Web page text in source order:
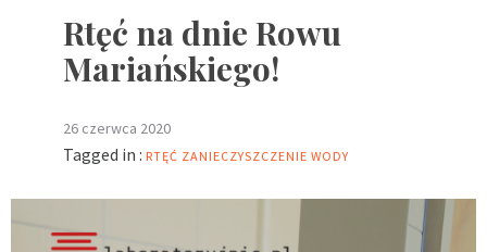
Rtęć na dnie Rowu
Mariańskiego!
26 czerwca 2020
Tagged in : RTĘĆ ZANIECZYSZCZENIE WODY